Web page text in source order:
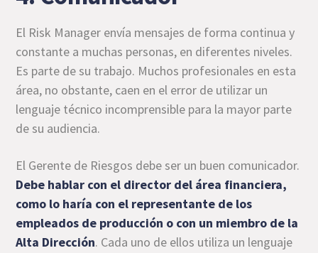
El Risk Manager envía mensajes de forma continua y
constante a muchas personas, en diferentes niveles.
Es parte de su trabajo. Muchos profesionales en esta
área, no obstante, caen en el error de utilizar un
lenguaje técnico incomprensible para la mayor parte
de su audiencia.
El Gerente de Riesgos debe ser un buen comunicador.
Debe hablar con el director del área financiera,
como lo haría con el representante de los
empleados de producción o con un miembro de la
Alta Dirección. Cada uno de ellos utiliza un lenguaje